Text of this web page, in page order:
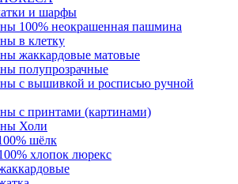
и шарфы
100% неокрашенная пашмина
в клетку
жаккардовые матовые
полупрозрачные
с вышивкой и росписью ручной
с принтами (картинами)
Холи
шёлк
хлопок люрекс